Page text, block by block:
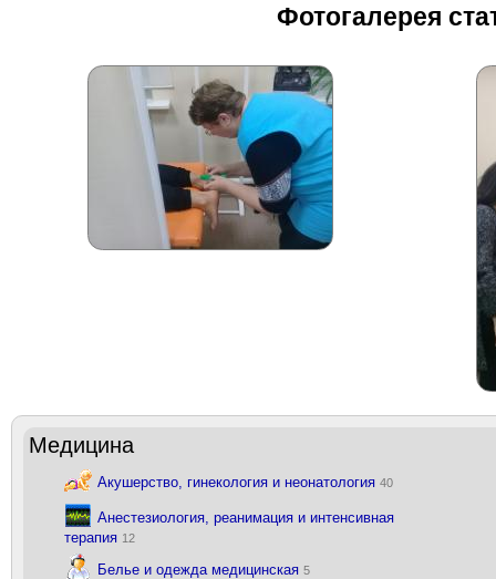
Фотогалерея
Медицина
Акушерство, гинекология и неонатология 40
Анестезиология, реанимация и интенсивная
терапия 12
Белье и одежда медицинская 5